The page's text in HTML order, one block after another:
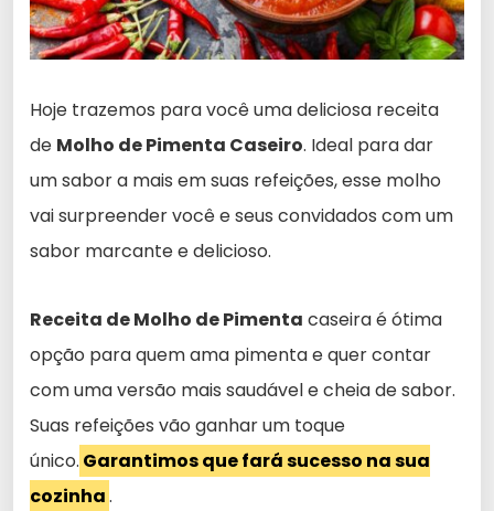
Hoje trazemos para você uma deliciosa receita
de Molho de Pimenta Caseiro. Ideal para dar
um sabor a mais em suas refeições, esse molho
vai surpreender você e seus convidados com um
sabor marcante e delicioso.
Receita de Molho de Pimenta caseira é ótima
opção para quem ama pimenta e quer contar
com uma versão mais saudável e cheia de sabor.
Suas refeições vão ganhar um toque
único. Garantimos que fará sucesso na sua
cozinha.